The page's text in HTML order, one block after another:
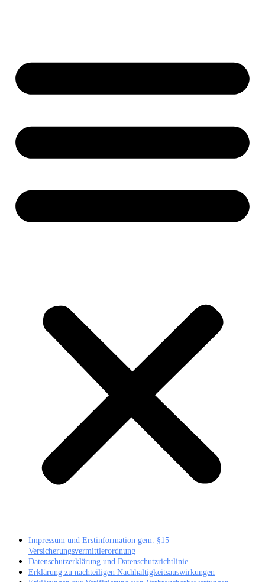
Impressum und Erstinformation gem. §15
Versicherungsvermittlerordnung
Datenschutzerklärung und Datenschutzrichtlinie
Erklärung zu nachteiligen Nachhaltigkeitsauswirkungen